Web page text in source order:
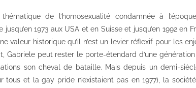
de l’homosexualité condamnée à
jusqu’en 1973 aux USA et en Suisse et jusqu’en 1992 en
valeur historique qu’il n’est un levier réflexif pour les
Gabriele peut rester le porte-étendard d’une
son cheval de bataille. Mais depuis un demi-
tous et la gay pride n’existaient pas en 1977), la société